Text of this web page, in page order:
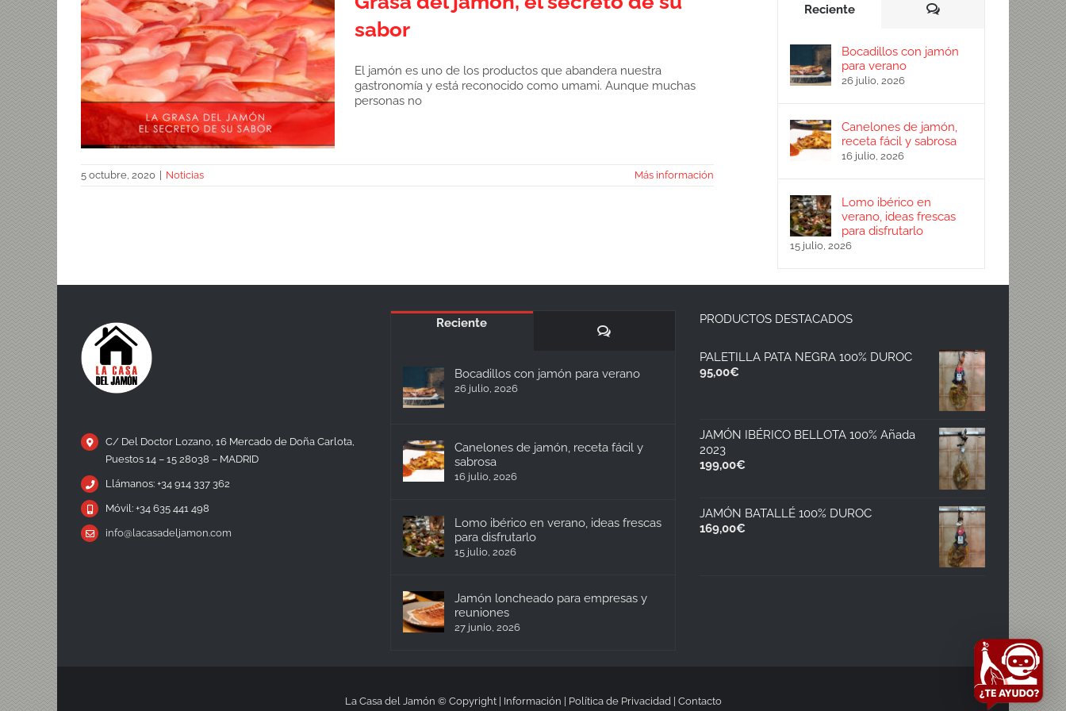
sabor
El jamón es uno de los productos que abandera nuestra
gastronomía y está reconocido como umami. Aunque muchas
personas no
5 octubre, 2020 Noticias Más información
Reciente Comentarios
Bocadillos con jamón
para verano
26 julio, 2026
Canelones de jamón,
receta fácil y sabrosa
16 julio, 2026
Lomo ibérico en
verano, ideas frescas
para disfrutarlo
15 julio, 2026
C/ Del Doctor Lozano, 16 Mercado de Doña Carlota,
Puestos 14 – 15 28038 – MADRID
Llámanos: +34 914 337 362
Móvil: +34 635 441 498
info@lacasadeljamon.com
Reciente
Comentarios
Bocadillos con jamón para verano
26 julio, 2026
Canelones de jamón, receta fácil y
sabrosa
16 julio, 2026
Lomo ibérico en verano, ideas frescas
para disfrutarlo
15 julio, 2026
Jamón loncheado para empresas y
reuniones
27 junio, 2026
PRODUCTOS DESTACADOS
PALETILLA PATA NEGRA 100% DUROC
95,00€
JAMÓN IBÉRICO BELLOTA 100% Añada
2023
199,00€
JAMÓN BATALLÉ 100% DUROC
169,00€
La Casa del Jamón © Copyright | Información Política de Privacidad| Contacto